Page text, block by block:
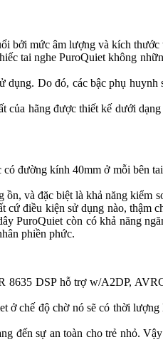
bởi mức âm lượng và kích
tai nghe PuroQuiet không
Do đó, các bậc phụ huynh
của hãng được thiết kế dưới
đường kính 40mm ở mỗi bên
và đặc biệt là khả năng kiểm
điều kiện sử dụng nào, thậm
PuroQuiet còn có khả năng
phiền phức.
DSP hỗ trợ w/A2DP,
ở chế độ chờ nó sẽ có thời
đến sự an toàn cho trẻ nhỏ.